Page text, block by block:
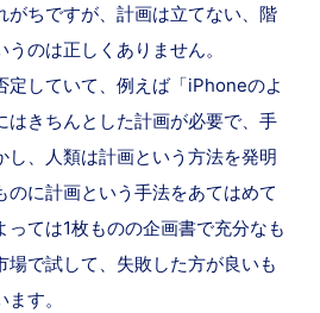
がちですが、計画は立てない、階
のは正しくありません。
定していて、例えば「iPhoneのよ
はきちんとした計画が必要で、手
、人類は計画という方法を発明
のに計画という手法をあてはめて
っては1枚ものの企画書で充分なも
場で試して、失敗した方が良いも
す。